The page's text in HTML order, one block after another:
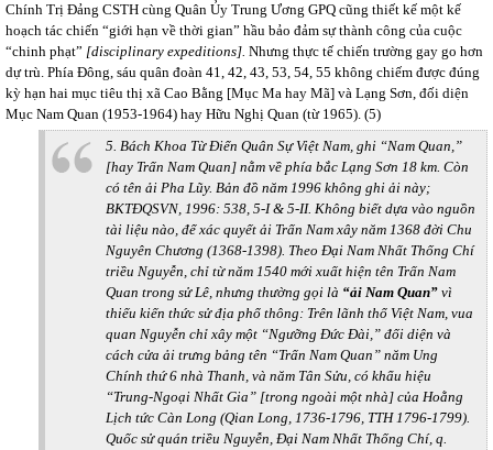
Chính Trị Đảng CSTH cùng Quân Ủy Trung Ương GPQ cũng thiết kế một kế
hoạch tác chiến “giới hạn về thời gian” hầu bảo đảm sự thành công của cuộc
“chinh phạt” [disciplinary expeditions]. Nhưng thực tế chiến trường gay go hơn
dự trù. Phía Đông, sáu quân đoàn 41, 42, 43, 53, 54, 55 không chiếm được đúng
kỳ hạn hai mục tiêu thị xã Cao Bằng [Mục Ma hay Mã] và Lạng Sơn, đối diện
Mục Nam Quan (1953-1964) hay Hữu Nghị Quan (từ 1965). (5)
5. Bách Khoa Từ Điển Quân Sự Việt Nam, ghi “Nam Quan,”
[hay Trấn Nam Quan] nằm về phía bắc Lạng Sơn 18 km. Còn
có tên ải Pha Lũy. Bản đồ năm 1996 không ghi ải này;
BKTĐQSVN, 1996: 538, 5-I & 5-II. Không biết dựa vào nguồn
tài liệu nào, để xác quyết ải Trấn Nam xây năm 1368 đời Chu
Nguyên Chương (1368-1398). Theo Đại Nam Nhất Thống Chí
triều Nguyễn, chỉ từ năm 1540 mới xuất hiện tên Trấn Nam
Quan trong sử Lê, nhưng thường gọi là “ải Nam Quan” vì
thiếu kiến thức sử địa phổ thông: Trên lãnh thổ Việt Nam, vua
quan Nguyễn chỉ xây một “Ngưỡng Đức Đài,” đối diện và
cách cửa ải trưng bảng tên “Trấn Nam Quan” năm Ung
Chính thứ 6 nhà Thanh, và năm Tân Sửu, có khẩu hiệu
“Trung-Ngoại Nhất Gia” [trong ngoài một nhà] của Hoằng
Lịch tức Càn Long (Qian Long, 1736-1796, TTH 1796-1799).
Quốc sử quán triều Nguyễn, Đại Nam Nhất Thống Chí, q.